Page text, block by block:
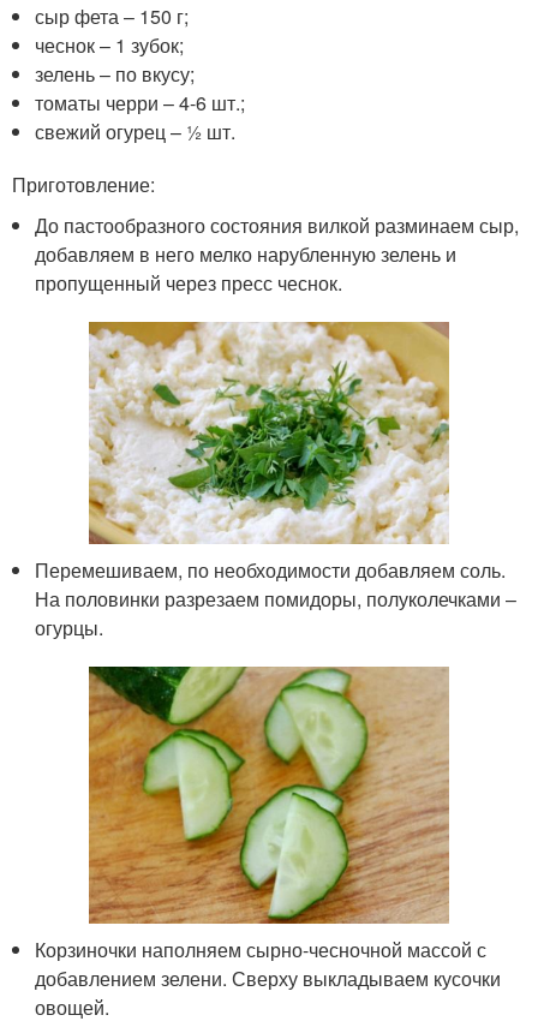
сыр фета – 150 г;
чеснок – 1 зубок;
зелень – по вкусу;
томаты черри – 4-6 шт.;
свежий огурец – ½ шт.
Приготовление:
До пастообразного состояния вилкой разминаем сыр,
добавляем в него мелко нарубленную зелень и
пропущенный через пресс чеснок.
Перемешиваем, по необходимости добавляем соль.
На половинки разрезаем помидоры, полуколечками –
огурцы.
Корзиночки наполняем сырно-чесночной массой с
добавлением зелени. Сверху выкладываем кусочки
овощей.